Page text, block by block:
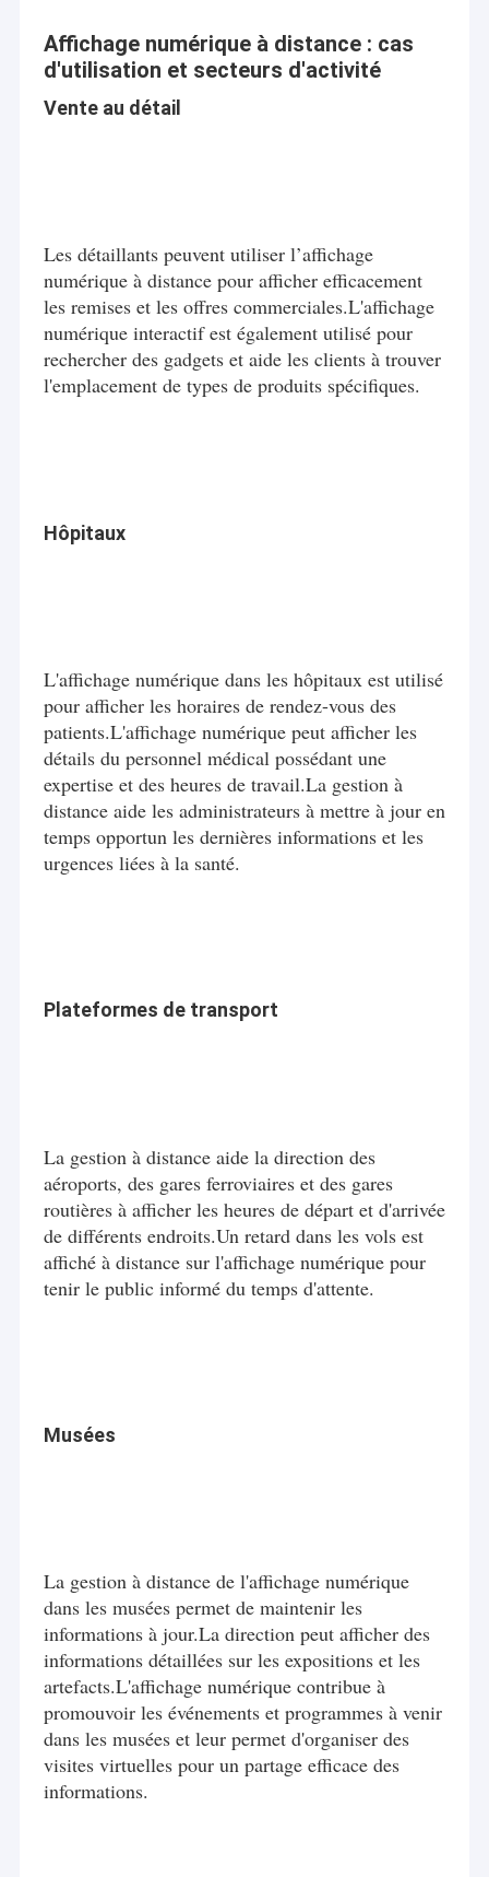
Panneau étiré d'affichage à cristaux liquides
Affichage numérique à distance : cas
d'utilisation et secteurs d'activité
Vente au détail
Les détaillants peuvent utiliser l’affichage
numérique à distance pour afficher efficacement
les remises et les offres commerciales.L'affichage
numérique interactif est également utilisé pour
rechercher des gadgets et aide les clients à trouver
l'emplacement de types de produits spécifiques.
Hôpitaux
L'affichage numérique dans les hôpitaux est utilisé
pour afficher les horaires de rendez-vous des
patients.L'affichage numérique peut afficher les
détails du personnel médical possédant une
expertise et des heures de travail.La gestion à
distance aide les administrateurs à mettre à jour en
temps opportun les dernières informations et les
urgences liées à la santé.
Plateformes de transport
La gestion à distance aide la direction des
aéroports, des gares ferroviaires et des gares
routières à afficher les heures de départ et d'arrivée
de différents endroits.Un retard dans les vols est
affiché à distance sur l'affichage numérique pour
tenir le public informé du temps d'attente.
Musées
La gestion à distance de l'affichage numérique
dans les musées permet de maintenir les
informations à jour.La direction peut afficher des
informations détaillées sur les expositions et les
artefacts.L'affichage numérique contribue à
promouvoir les événements et programmes à venir
dans les musées et leur permet d'organiser des
visites virtuelles pour un partage efficace des
informations.